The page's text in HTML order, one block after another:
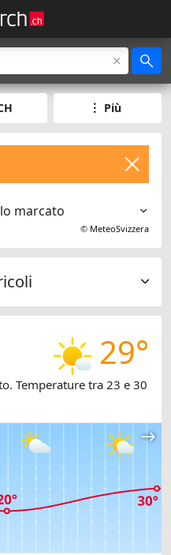
Più
marcato
© MeteoSvizzera
29°
Temperature tra 23 e 30